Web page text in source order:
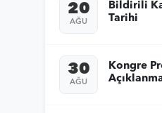
20
AĞU
Bildirili
Tarihi
30
AĞU
Kongre